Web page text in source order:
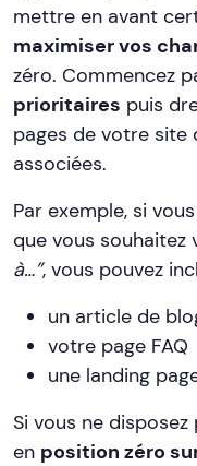
mettre en avant
maximiser vos
zéro. Commencez
prioritaires puis
pages de votre
associées.
Par exemple, si
que vous
à…”, vous pouvez
un article de
votre page FAQ
une landing
Si vous ne
en position zéro